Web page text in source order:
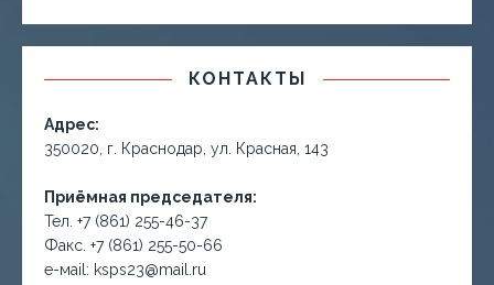
КОНТАКТЫ
Адрес:
350020, г. Краснодар, ул. Красная, 143
Приёмная председателя:
Тел. +7 (861) 255-46-37
Факс. +7 (861) 255-50-66
е-маil: ksps23@mail.ru